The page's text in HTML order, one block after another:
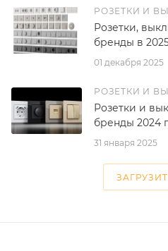
РОЗЕТКИ И
01 декабря 2025
Розетки,
бренды в
РОЗЕТКИ И
31 января 2025
Розетки и
бренды 2024